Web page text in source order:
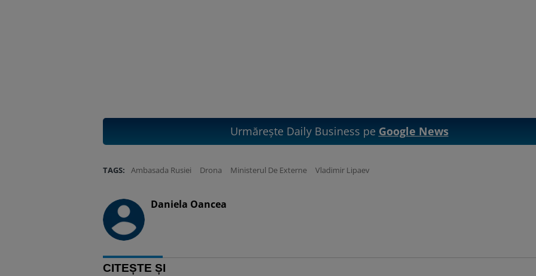
Urmărește Daily Business pe Google News
TAGS: Ambasada Rusiei Drona Ministerul De Externe Vladimir Lipaev
Daniela Oancea
CITEȘTE ȘI